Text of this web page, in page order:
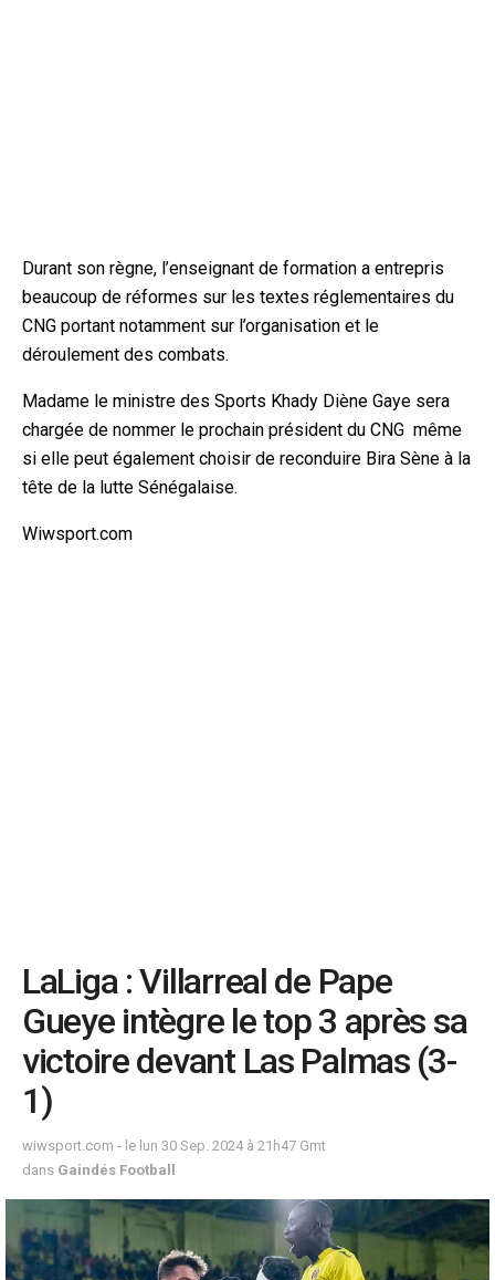
Durant son règne, l’enseignant de formation a entrepris
beaucoup de réformes sur les textes réglementaires du
CNG portant notamment sur l’organisation et le
déroulement des combats.
Madame le ministre des Sports Khady Diène Gaye sera
chargée de nommer le prochain président du CNG même
si elle peut également choisir de reconduire Bira Sène à la
tête de la lutte Sénégalaise.
Wiwsport.com
LaLiga : Villarreal de Pape
Gueye intègre le top 3 après sa
victoire devant Las Palmas (3-
1)
wiwsport.com - le lun 30 Sep. 2024 à 21h47 Gmt
dans Gaindés Football